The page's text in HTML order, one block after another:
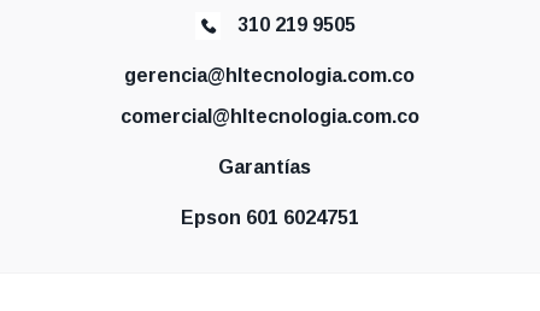
310 219 9505
gerencia@hltecnologia.com.co
comercial@hltecnologia.com.co
Garantías
Epson 601 6024751